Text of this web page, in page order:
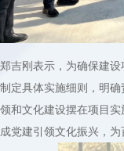
郑吉刚表示，为确保建
制定具体实施细则，明确
领和文化建设摆在项目
成党建引领文化振兴，为